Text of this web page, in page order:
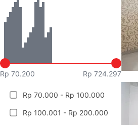
Rp 70.200 Rp 724.297
Rp 70.000 - Rp 100.000
Rp 100.001 - Rp 200.000